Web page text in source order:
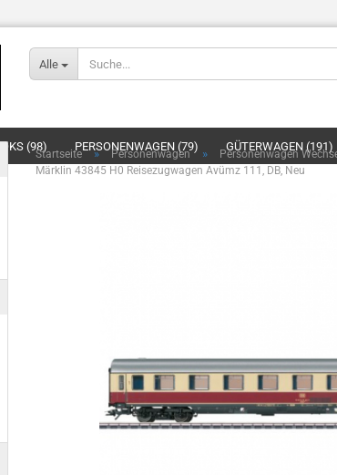
Alle
LOKS (98) PERSONENWAGEN (79) GÜTERWAGEN (191)
Startseite » Personenwagen » Personenwagen
Märklin 43845 H0 Reisezugwagen Avümz 111, DB, Neu